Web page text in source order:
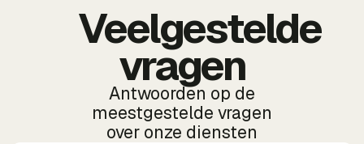
Veelgestelde
vragen
Antwoorden op de
meestgestelde vragen
over onze diensten